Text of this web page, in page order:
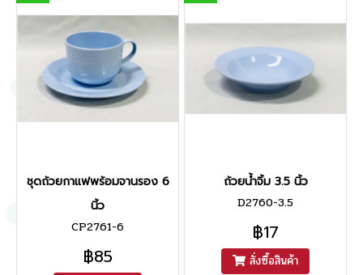
ชุดถ้วยกาแฟพร้อมจานรอง 6
นิ้ว
CP2761-6
฿85
ถ้วยน้ำจิ้ม 3.5 นิ้ว
D2760-3.5
฿17
สั่งซื้อสินค้า